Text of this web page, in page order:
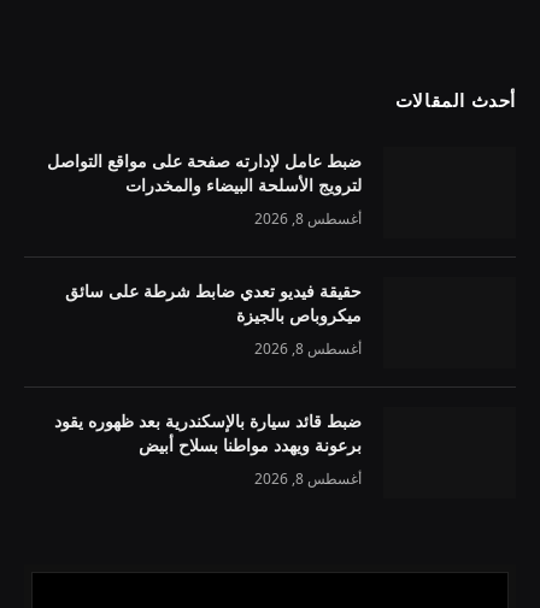
أحدث المقالات
ضبط عامل لإدارته صفحة على مواقع التواصل
لترويج الأسلحة البيضاء والمخدرات
أغسطس 8, 2026
حقيقة فيديو تعدي ضابط شرطة على سائق
ميكروباص بالجيزة
أغسطس 8, 2026
ضبط قائد سيارة بالإسكندرية بعد ظهوره يقود
برعونة ويهدد مواطنا بسلاح أبيض
أغسطس 8, 2026